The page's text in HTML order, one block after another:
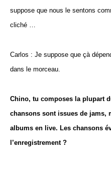
suppose que nous le sentons
cliché …
Carlos : Je suppose que çà
dans le morceau.
Chino, tu composes la plupart
chansons sont issues de jams,
albums en live. Les chansons
l’enregistrement ?